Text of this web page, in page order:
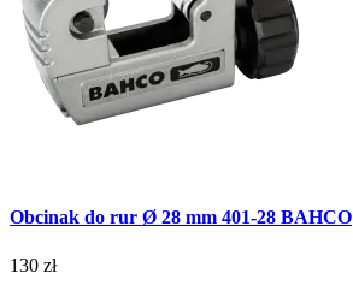
Obcinak do rur Ø 28 mm 401-28 BAHCO
130 zł